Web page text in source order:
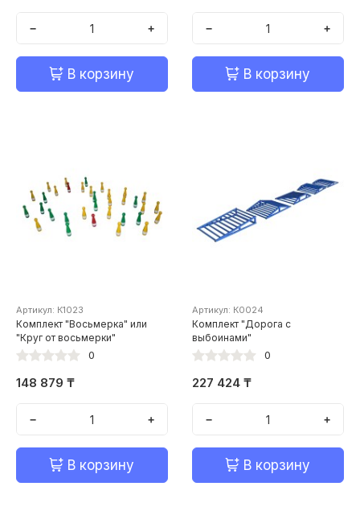
− +
В корзину
− +
В корзину
Артикул: К1023
Комплект "Восьмерка" или
"Круг от восьмерки"
0
148 879 ₸
− +
В корзину
Артикул: К0024
Комплект "Дорога с
выбоинами"
0
227 424 ₸
− +
В корзину